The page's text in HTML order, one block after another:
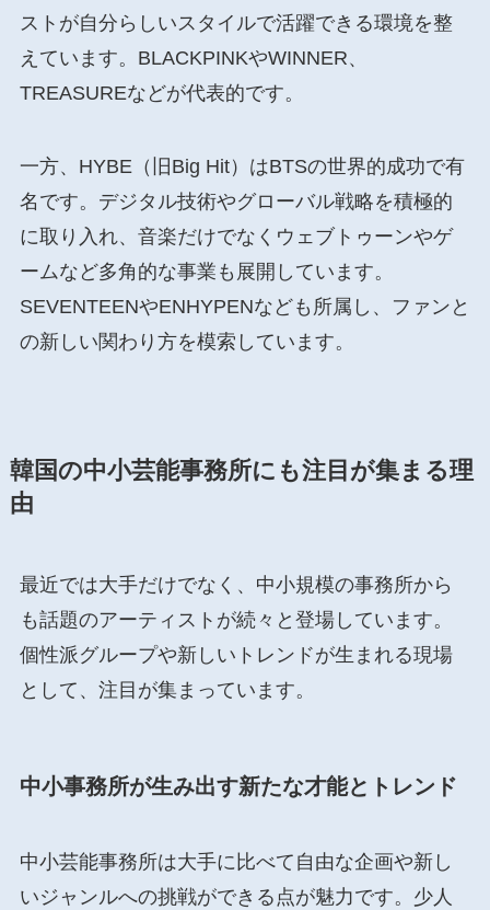
ストが自分らしいスタイルで活躍できる環境を整
えています。BLACKPINKやWINNER、
TREASUREなどが代表的です。
一方、HYBE（旧Big Hit）はBTSの世界的成功で有
名です。デジタル技術やグローバル戦略を積極的
に取り入れ、音楽だけでなくウェブトゥーンやゲ
ームなど多角的な事業も展開しています。
SEVENTEENやENHYPENなども所属し、ファンと
の新しい関わり方を模索しています。
韓国の中小芸能事務所にも注目が集まる理
由
最近では大手だけでなく、中小規模の事務所から
も話題のアーティストが続々と登場しています。
個性派グループや新しいトレンドが生まれる現場
として、注目が集まっています。
中小事務所が生み出す新たな才能とトレンド
中小芸能事務所は大手に比べて自由な企画や新し
いジャンルへの挑戦ができる点が魅力です。少人